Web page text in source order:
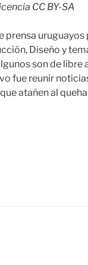
CC BY-SA
prensa uruguayos
Diseño y
son de libre
fue reunir
atañen al